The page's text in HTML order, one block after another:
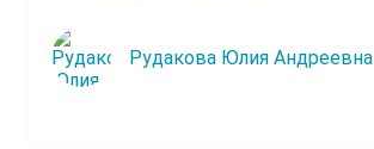
Рудакова Юлия Андреевна